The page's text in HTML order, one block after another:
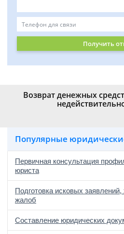
Получить
Возврат денежных
Популярные
Первичная консультация
юриста
Подготовка исковых заявлений,
жалоб
Составление юридических